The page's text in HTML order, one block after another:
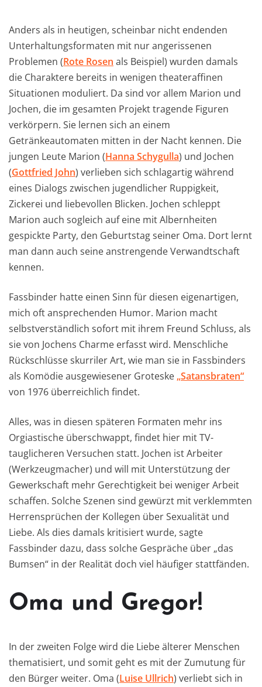
Anders als in heutigen, scheinbar nicht endenden
Unterhaltungsformaten mit nur angerissenen
Problemen (Rote Rosen als Beispiel) wurden damals
die Charaktere bereits in wenigen theateraffinen
Situationen moduliert. Da sind vor allem Marion und
Jochen, die im gesamten Projekt tragende Figuren
verkörpern. Sie lernen sich an einem
Getränkeautomaten mitten in der Nacht kennen. Die
jungen Leute Marion (Hanna Schygulla) und Jochen
(Gottfried John) verlieben sich schlagartig während
eines Dialogs zwischen jugendlicher Ruppigkeit,
Zickerei und liebevollen Blicken. Jochen schleppt
Marion auch sogleich auf eine mit Albernheiten
gespickte Party, den Geburtstag seiner Oma. Dort lernt
man dann auch seine anstrengende Verwandtschaft
kennen.
Fassbinder hatte einen Sinn für diesen eigenartigen,
mich oft ansprechenden Humor. Marion macht
selbstverständlich sofort mit ihrem Freund Schluss, als
sie von Jochens Charme erfasst wird. Menschliche
Rückschlüsse skurriler Art, wie man sie in Fassbinders
als Komödie ausgewiesener Groteske „Satansbraten“
von 1976 überreichlich findet.
Alles, was in diesen späteren Formaten mehr ins
Orgiastische überschwappt, findet hier mit TV-
tauglicheren Versuchen statt. Jochen ist Arbeiter
(Werkzeugmacher) und will mit Unterstützung der
Gewerkschaft mehr Gerechtigkeit bei weniger Arbeit
schaffen. Solche Szenen sind gewürzt mit verklemmten
Herrensprüchen der Kollegen über Sexualität und
Liebe. Als dies damals kritisiert wurde, sagte
Fassbinder dazu, dass solche Gespräche über „das
Bumsen“ in der Realität doch viel häufiger stattfänden.
Oma und Gregor!
In der zweiten Folge wird die Liebe älterer Menschen
thematisiert, und somit geht es mit der Zumutung für
den Bürger weiter. Oma (Luise Ullrich) verliebt sich in